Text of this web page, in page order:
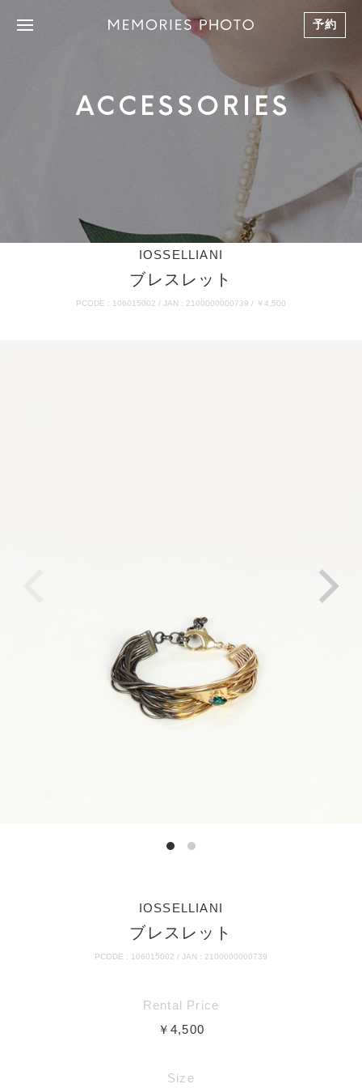
予約
ACCESSORIES
IOSSELLIANI
ブレスレット
PCODE : 106015002 / JAN : 2100000000739 / ￥4,500
IOSSELLIANI
ブレスレット
PCODE : 106015002 / JAN : 2100000000739
Rental Price
￥4,500
Size